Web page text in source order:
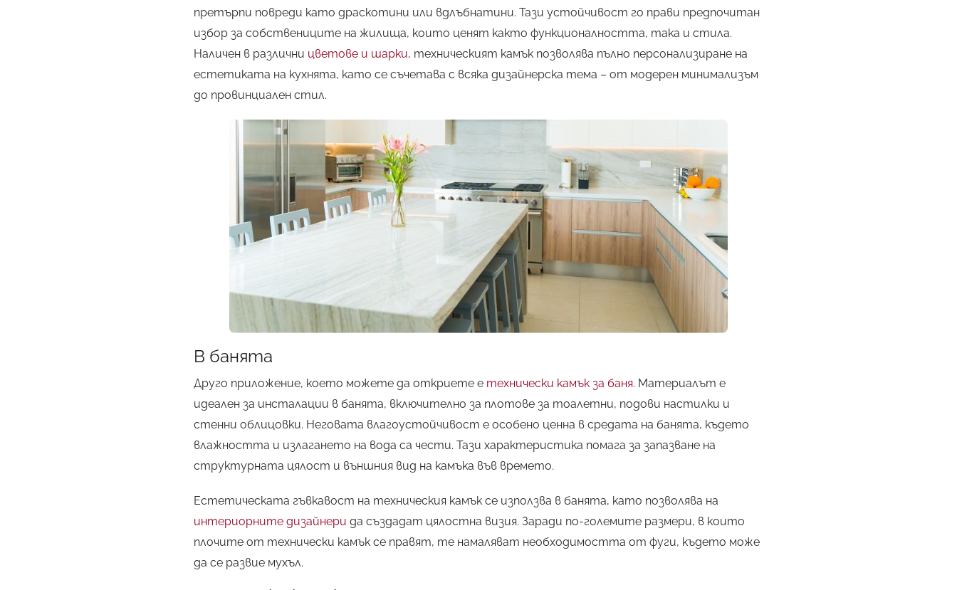
претърпи повреди като драскотини или вдлъбнатини. Тази устойчивост го прави предпочитан
избор за собствениците на жилища, които ценят както функционалността, така и стила.
Наличен в различни цветове и шарки, техническият камък позволява пълно персонализиране на
естетиката на кухнята, като се съчетава с всяка дизайнерска тема – от модерен минимализъм
до провинциален стил.
В банята
Друго приложение, което можете да откриете е технически камък за баня. Материалът е
идеален за инсталации в банята, включително за плотове за тоалетни, подови настилки и
стенни облицовки. Неговата влагоустойчивост е особено ценна в средата на банята, където
влажността и излагането на вода са чести. Тази характеристика помага за запазване на
структурната цялост и външния вид на камъка във времето.
Естетическата гъвкавост на техническия камък се използва в банята, като позволява на
интериорните дизайнери да създадат цялостна визия. Заради по-големите размери, в които
плочите от технически камък се правят, те намаляват необходимостта от фуги, където може
да се развие мухъл.